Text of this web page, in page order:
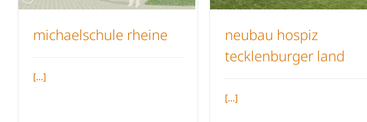
michaelschule rheine
[...]
Neubau Hospiz Tecklenburger
neubau hospiz
tecklenburger land
[...]